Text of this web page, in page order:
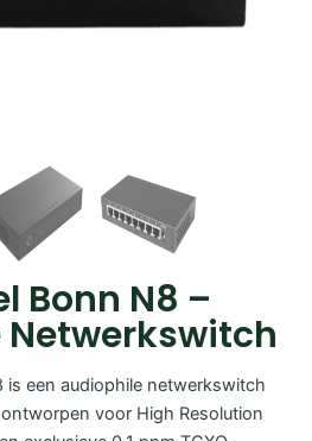
Bonn N8 –
is een audiophile netwerkswitch
voor High Resolution